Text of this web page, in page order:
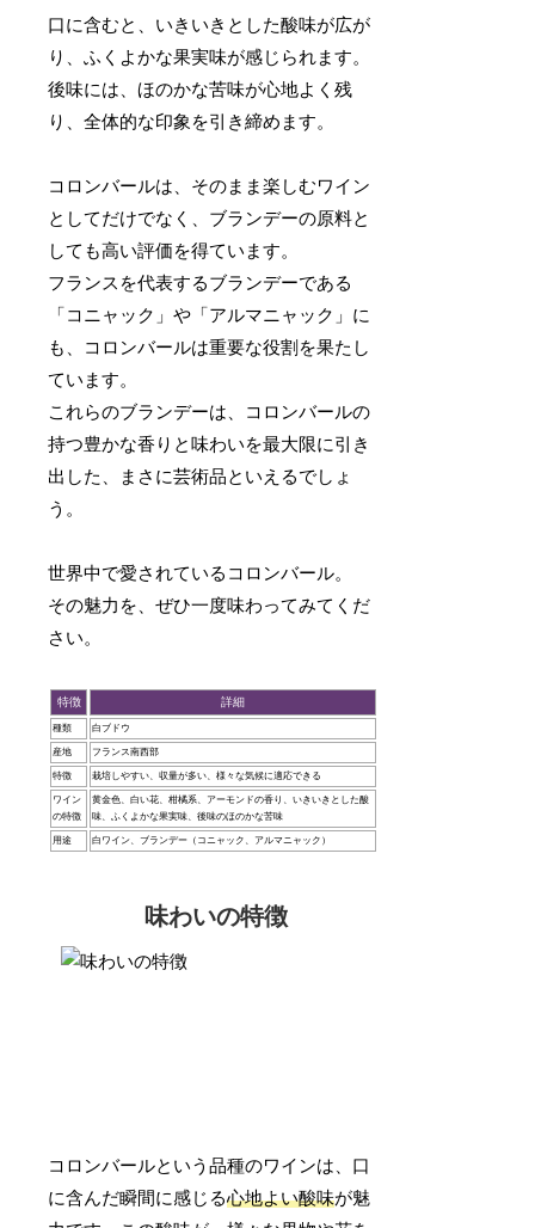
口に含むと、いきいきとした酸味が広が
り、ふくよかな果実味が感じられます。
後味には、ほのかな苦味が心地よく残
り、全体的な印象を引き締めます。
コロンバールは、そのまま楽しむワイン
としてだけでなく、ブランデーの原料と
しても高い評価を得ています。
フランスを代表するブランデーである
「コニャック」や「アルマニャック」に
も、コロンバールは重要な役割を果たし
ています。
これらのブランデーは、コロンバールの
持つ豊かな香りと味わいを最大限に引き
出した、まさに芸術品といえるでしょ
う。
世界中で愛されているコロンバール。
その魅力を、ぜひ一度味わってみてくだ
さい。
特徴 詳細
種類 白ブドウ
産地 フランス南西部
特徴 栽培しやすい、収量が多い、様々な気候に適応できる
ワイン
の特徴
黄金色、白い花、柑橘系、アーモンドの香り、いきいきとした酸
味、ふくよかな果実味、後味のほのかな苦味
用途 白ワイン、ブランデー（コニャック、アルマニャック）
味わいの特徴
コロンバールという品種のワインは、口
に含んだ瞬間に感じる心地よい酸味が魅